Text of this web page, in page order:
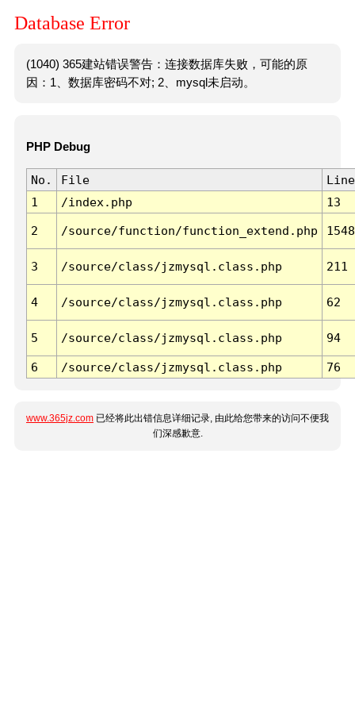
Database Error
(1040) 365建站错误警告：连接数据库失败，可能的原
因：1、数据库密码不对; 2、mysql未启动。
PHP Debug
No. File
Line
1
/index.php 13
2 /source/function/function_extend.php 1548
3 /source/class/jzmysql.class.php 211
4 /source/class/jzmysql.class.php 62
5 /source/class/jzmysql.class.php 94
6 /source/class/jzmysql.class.php 76
www.365jz.com 已经将此出错信息详细记录, 由此给您带来的访问不便我
们深感歉意.